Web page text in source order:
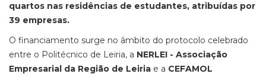
quartos nas residências de estudantes, atribuídas por
39 empresas.
O financiamento surge no âmbito do protocolo celebrado
entre o Politécnico de Leiria, a NERLEI - Associação
Empresarial da Região de Leiria e a CEFAMOL